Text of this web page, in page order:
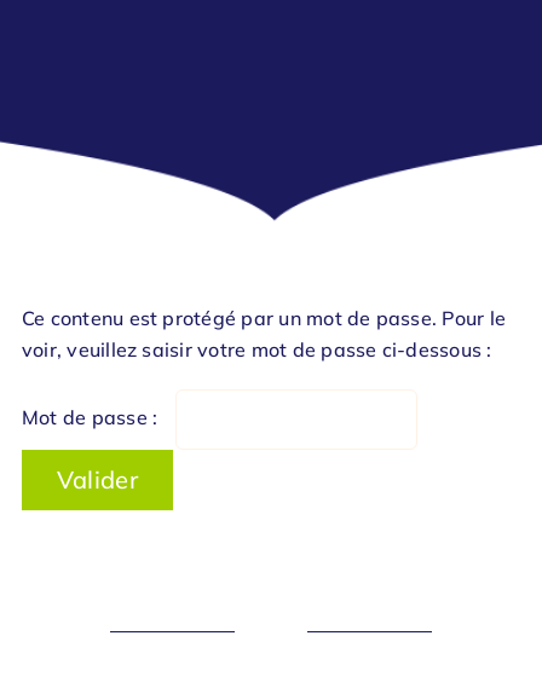
Ce contenu est protégé par un mot de passe. Pour le
voir, veuillez saisir votre mot de passe ci-dessous :
Mot de passe :